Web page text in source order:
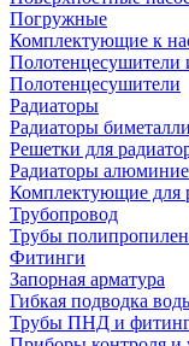
Погружные
Комплектующие к
Полотенцесушители
Радиаторы
Радиаторы
Решетки для
Радиаторы
Комплектующие для
Трубопровод
Трубы
Фитинги
Запорная арматура
Гибкая подводка
Трубы ПНД и